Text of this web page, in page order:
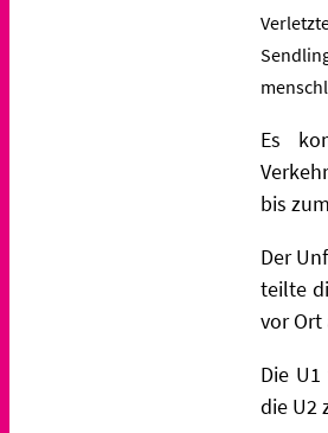
Es
bis
Der
teilte
vor Ort
Die
die U2